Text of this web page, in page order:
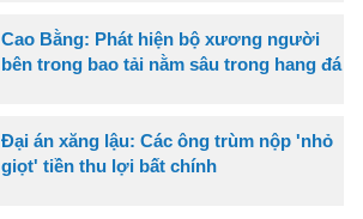
Cao Bằng: Phát hiện bộ xương người
bên trong bao tải nằm sâu trong hang đá
Đại án xăng lậu: Các ông trùm nộp 'nhỏ
giọt' tiền thu lợi bất chính